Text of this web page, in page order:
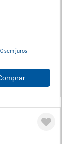
sem juros